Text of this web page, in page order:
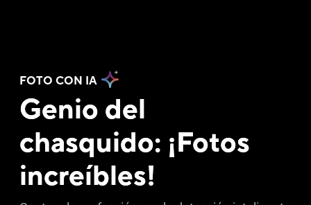
FOTO CON IA
Genio del
chasquido: ¡Fotos
increíbles!